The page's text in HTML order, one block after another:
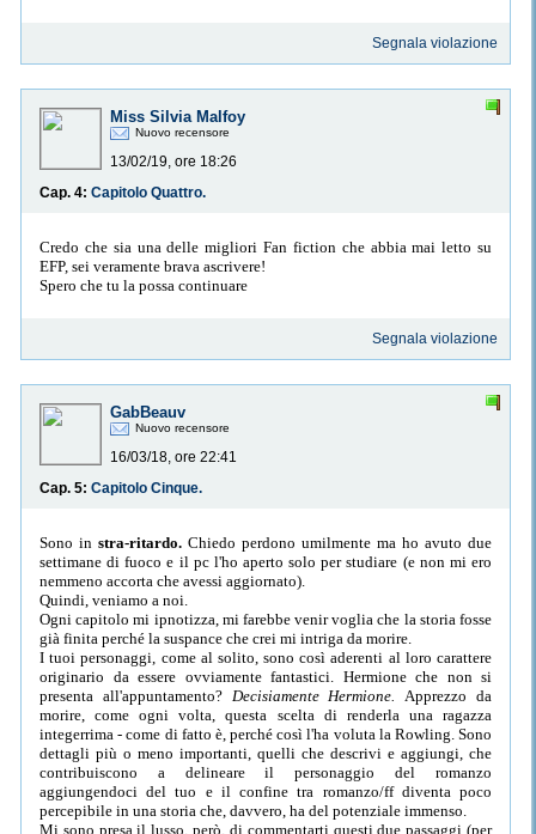
Segnala violazione
Miss Silvia Malfoy
Nuovo recensore
13/02/19, ore 18:26
Cap. 4: Capitolo Quattro.
Credo che sia una delle migliori Fan fiction che abbia mai letto su
EFP, sei veramente brava ascrivere!
Spero che tu la possa continuare
Segnala violazione
GabBeauv
Nuovo recensore
16/03/18, ore 22:41
Cap. 5: Capitolo Cinque.
Sono in stra-ritardo. Chiedo perdono umilmente ma ho avuto due
settimane di fuoco e il pc l'ho aperto solo per studiare (e non mi ero
nemmeno accorta che avessi aggiornato).
Quindi, veniamo a noi.
Ogni capitolo mi ipnotizza, mi farebbe venir voglia che la storia fosse
già finita perché la suspance che crei mi intriga da morire.
I tuoi personaggi, come al solito, sono così aderenti al loro carattere
originario da essere ovviamente fantastici. Hermione che non si
presenta all'appuntamento? Decisiamente Hermione. Apprezzo da
morire, come ogni volta, questa scelta di renderla una ragazza
integerrima - come di fatto è, perché così l'ha voluta la Rowling. Sono
dettagli più o meno importanti, quelli che descrivi e aggiungi, che
contribuiscono a delineare il personaggio del romanzo
aggiungendoci del tuo e il confine tra romanzo/ff diventa poco
percepibile in una storia che, davvero, ha del potenziale immenso.
Mi sono presa il lusso, però, di commentarti questi due passaggi (per